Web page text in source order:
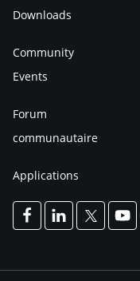
Downloads
Community
Events
Forum
communautaire
Applications